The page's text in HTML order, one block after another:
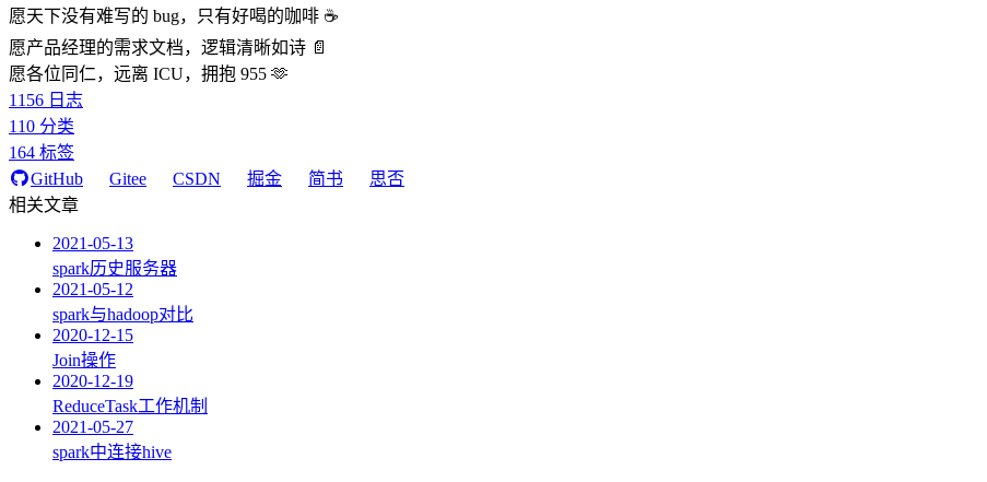
愿天下没有难写的 bug，只有好喝的咖啡 ☕️
愿产品经理的需求文档，逻辑清晰如诗 📄
愿各位同仁，远离 ICU，拥抱 955 🫶
1156 日志
110 分类
164 标签
GitHub
Gitee CSDN 掘金 简书
思否
相关文章
2021-05-13
spark历史服务器
2021-05-12
spark与hadoop对比
2020-12-15
Join操作
2020-12-19
ReduceTask工作机制
2021-05-27
spark中连接hive